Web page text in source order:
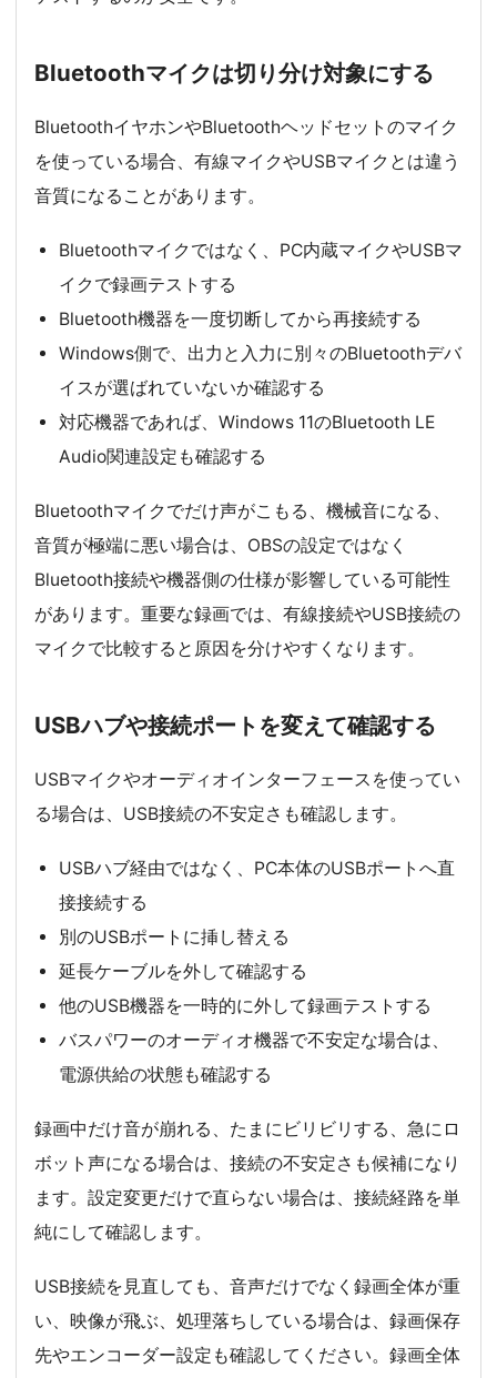
Bluetoothマイクは切り分け対象にする
BluetoothイヤホンやBluetoothヘッドセットのマイク
を使っている場合、有線マイクやUSBマイクとは違う
音質になることがあります。
Bluetoothマイクではなく、PC内蔵マイクやUSBマ
イクで録画テストする
Bluetooth機器を一度切断してから再接続する
Windows側で、出力と入力に別々のBluetoothデバ
イスが選ばれていないか確認する
対応機器であれば、Windows 11のBluetooth LE
Audio関連設定も確認する
Bluetoothマイクでだけ声がこもる、機械音になる、
音質が極端に悪い場合は、OBSの設定ではなく
Bluetooth接続や機器側の仕様が影響している可能性
があります。重要な録画では、有線接続やUSB接続の
マイクで比較すると原因を分けやすくなります。
USBハブや接続ポートを変えて確認する
USBマイクやオーディオインターフェースを使ってい
る場合は、USB接続の不安定さも確認します。
USBハブ経由ではなく、PC本体のUSBポートへ直
接接続する
別のUSBポートに挿し替える
延長ケーブルを外して確認する
他のUSB機器を一時的に外して録画テストする
バスパワーのオーディオ機器で不安定な場合は、
電源供給の状態も確認する
録画中だけ音が崩れる、たまにビリビリする、急にロ
ボット声になる場合は、接続の不安定さも候補になり
ます。設定変更だけで直らない場合は、接続経路を単
純にして確認します。
USB接続を見直しても、音声だけでなく録画全体が重
い、映像が飛ぶ、処理落ちしている場合は、録画保存
先やエンコーダー設定も確認してください。録画全体